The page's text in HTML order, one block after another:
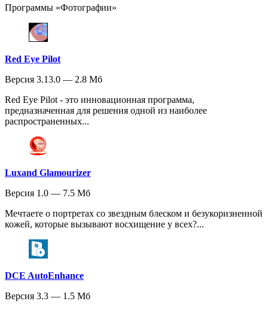
Программы «Фотографии»
Red Eye Pilot
Версия 3.13.0 — 2.8 Мб
Red Eye Pilot - это инновационная программа,
предназначенная для решения одной из наиболее
распространенных...
Luxand Glamourizer
Версия 1.0 — 7.5 Мб
Мечтаете о портретах со звездным блеском и безукоризненной
кожей, которые вызывают восхищение у всех?...
DCE AutoEnhance
Версия 3.3 — 1.5 Мб